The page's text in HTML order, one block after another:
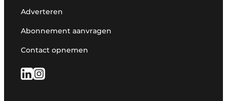
Adverteren
Abonnement aanvragen
Contact opnemen